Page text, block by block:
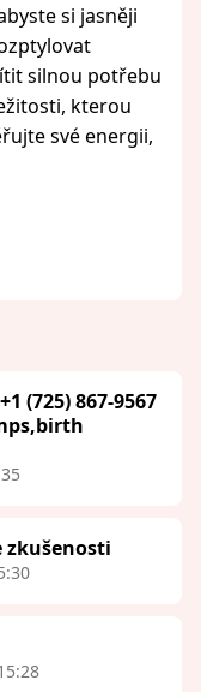
si jasněji
silnou potřebu
kterou
své energii,
(725) 867-9567
zkušenosti